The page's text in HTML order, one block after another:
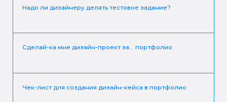
Надо ли дизайнеру делать тестовое задание?
Сделай-ка мне дизайн-проект за... портфолио
Чек-лист для создания дизайн-кейса в портфолио